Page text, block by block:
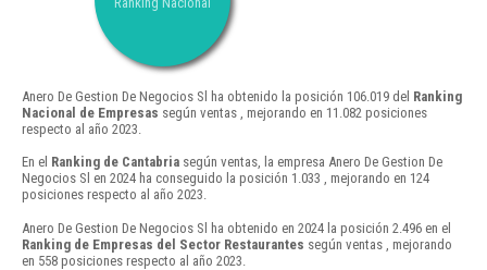
Anero De Gestion De Negocios Sl ha obtenido la posición 106.019 del Ranking
Nacional de Empresas según ventas , mejorando en 11.082 posiciones
respecto al año 2023.
En el Ranking de Cantabria según ventas, la empresa Anero De Gestion De
Negocios Sl en 2024 ha conseguido la posición 1.033 , mejorando en 124
posiciones respecto al año 2023.
Anero De Gestion De Negocios Sl ha obtenido en 2024 la posición 2.496 en el
Ranking de Empresas del Sector Restaurantes según ventas , mejorando
en 558 posiciones respecto al año 2023.